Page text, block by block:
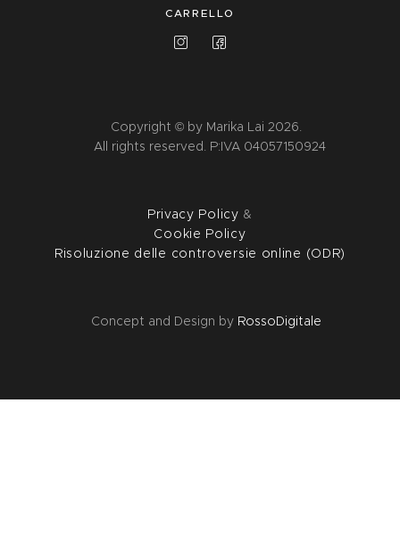
CARRELLO
Copyright © by Marika Lai 2026.
All rights reserved. P:IVA 04057150924
Privacy Policy &
Cookie Policy
Risoluzione delle controversie online (ODR)
Concept and Design by RossoDigitale